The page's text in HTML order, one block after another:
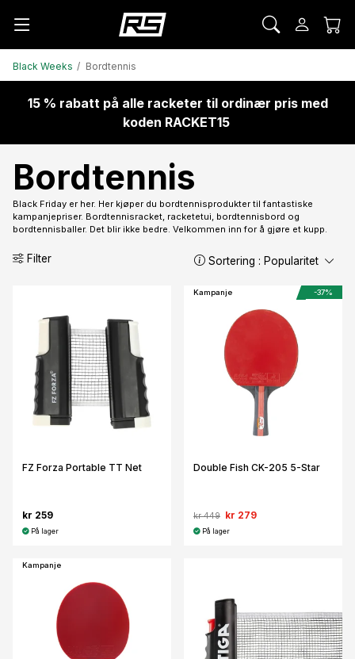
Black Weeks Bordtennis
15 % rabatt på alle racketer til ordinær pris med
koden RACKET15
Bordtennis
Black Friday er her. Her kjøper du bordtennisprodukter til fantastiske
kampanjepriser. Bordtennisracket, racketetui, bordtennisbord og
bordtennisballer. Det blir ikke bedre. Velkommen inn for å gjøre et kupp.
Filter Sortering : Popularitet
FZ Forza Portable TT Net
kr 259
På lager
Kampanje -37%
Double Fish CK-205 5-Star
kr 449 kr 279
På lager
Kampanje